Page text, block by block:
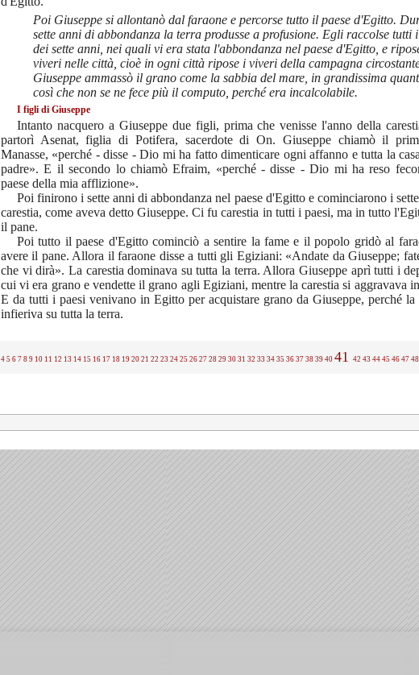
Poi Giuseppe si allontanò dal faraone e percorse tutto il paese d'Egitto.
sette anni di abbondanza la terra produsse a profusione. Egli raccolse tutti
dei sette anni, nei quali vi era stata l'abbondanza nel paese d'Egitto, e
viveri nelle città, cioè in ogni città ripose i viveri della campagna
Giuseppe ammassò il grano come la sabbia del mare, in grandissima
così che non se ne fece più il computo, perché era incalcolabile.
I figli di Giuseppe
Intanto nacquero a Giuseppe due figli, prima che venisse l'anno della
partorì Asenat, figlia di Potifera, sacerdote di On. Giuseppe chiamò il
Manasse, «perché - disse - Dio mi ha fatto dimenticare ogni affanno e tutta la
padre». E il secondo lo chiamò Efraim, «perché - disse - Dio mi ha reso
paese della mia afflizione».
Poi finirono i sette anni di abbondanza nel paese d'Egitto e cominciarono i
carestia, come aveva detto Giuseppe. Ci fu carestia in tutti i paesi, ma in tutto
il pane.
Poi tutto il paese d'Egitto cominciò a sentire la fame e il popolo gridò al
avere il pane. Allora il faraone disse a tutti gli Egiziani: «Andate da Giuseppe;
che vi dirà». La carestia dominava su tutta la terra. Allora Giuseppe aprì tutti i
cui vi era grano e vendette il grano agli Egiziani, mentre la carestia si aggravava
E da tutti i paesi venivano in Egitto per acquistare grano da Giuseppe, perché la
infieriva su tutta la terra.
4 5 6 7 8 9 10 11 12 13 14 15 16 17 18 19 20 21 22 23 24 25 26 27 28 29 30 31 32 33 34 35 36 37 38 39 40 41 42 43 44 45 46 47 48